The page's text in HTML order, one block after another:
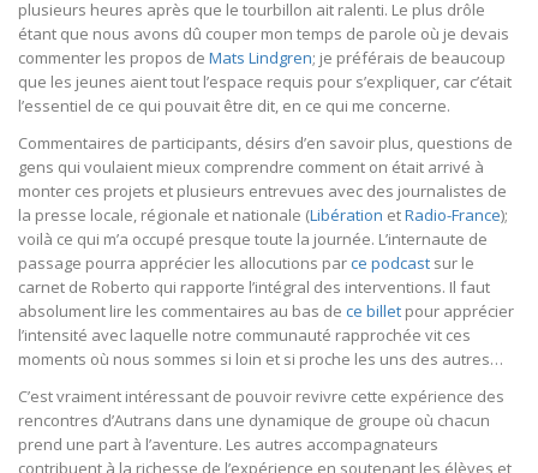
plusieurs heures après que le tourbillon ait ralenti. Le plus drôle
étant que nous avons dû couper mon temps de parole où je devais
commenter les propos de Mats Lindgren; je préférais de beaucoup
que les jeunes aient tout l’espace requis pour s’expliquer, car c’était
l’essentiel de ce qui pouvait être dit, en ce qui me concerne.
Commentaires de participants, désirs d’en savoir plus, questions de
gens qui voulaient mieux comprendre comment on était arrivé à
monter ces projets et plusieurs entrevues avec des journalistes de
la presse locale, régionale et nationale (Libération etRadio-France);
voilà ce qui m’a occupé presque toute la journée. L’internaute de
passage pourra apprécier les allocutions parce podcast sur le
carnet de Roberto qui rapporte l’intégral des interventions. Il faut
absolument lire les commentaires au bas de ce billet pour apprécier
l’intensité avec laquelle notre communauté rapprochée vit ces
moments où nous sommes si loin et si proche les uns des autres…
C’est vraiment intéressant de pouvoir revivre cette expérience des
rencontres d’Autrans dans une dynamique de groupe où chacun
prend une part à l’aventure. Les autres accompagnateurs
contribuent à la richesse de l’expérience en soutenant les élèves et